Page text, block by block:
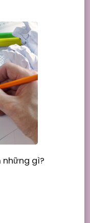
những gì?